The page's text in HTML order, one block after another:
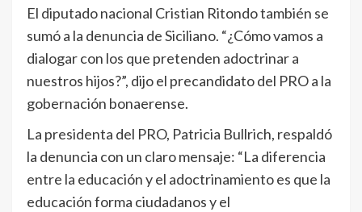
El diputado nacional Cristian Ritondo también se
sumó a la denuncia de Siciliano. “¿Cómo vamos a
dialogar con los que pretenden adoctrinar a
nuestros hijos?”, dijo el precandidato del PRO a la
gobernación bonaerense.
La presidenta del PRO, Patricia Bullrich, respaldó
la denuncia con un claro mensaje: “La diferencia
entre la educación y el adoctrinamiento es que la
educación forma ciudadanos y el